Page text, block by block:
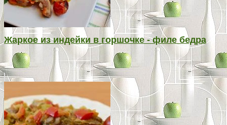
Жаркое из индейки в горшочке - филе бедра